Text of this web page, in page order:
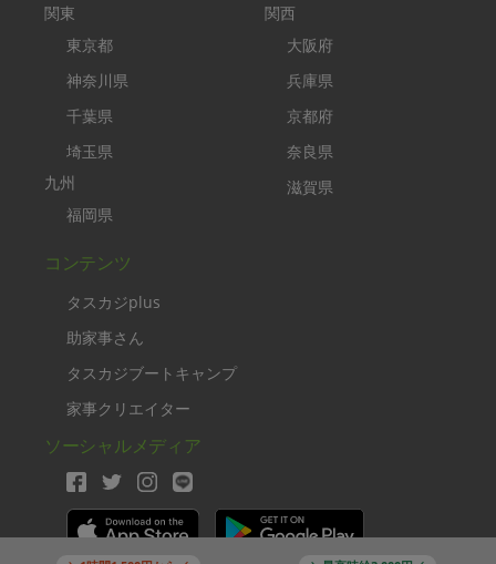
関東
東京都
神奈川県
千葉県
埼玉県
九州
福岡県
関西
大阪府
兵庫県
京都府
奈良県
滋賀県
コンテンツ
タスカジplus
助家事さん
タスカジブートキャンプ
家事クリエイター
ソーシャルメディア